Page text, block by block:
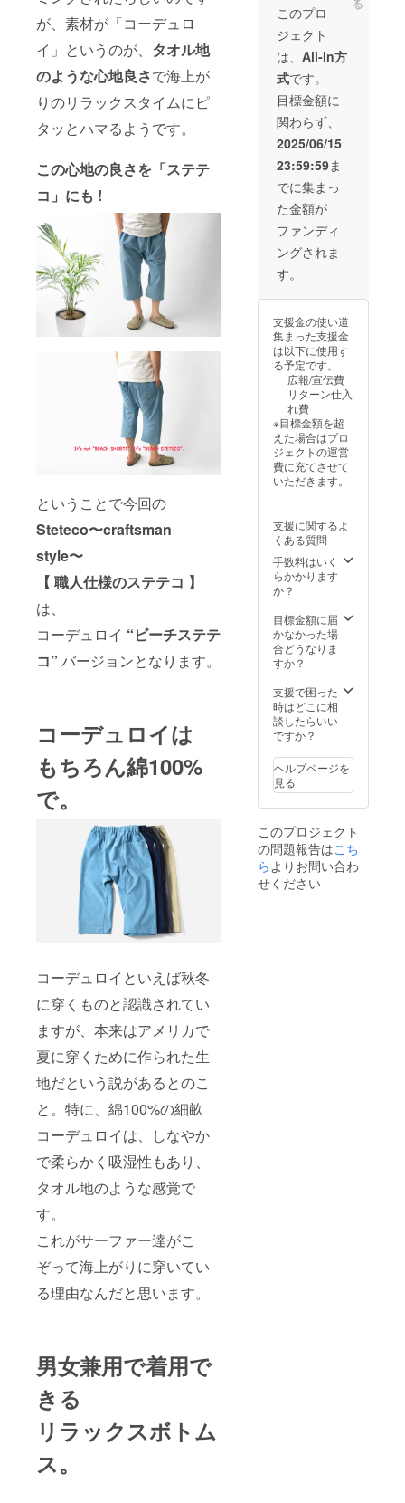
が、素材が「コーデュロ
イ」というのが、 タオル地
のような心地良さで海上が
りのリラックスタイムにピ
タッとハマるようです。
この心地の良さを「ステテ
コ」にも !
ということで今回の
Steteco〜craftsman
style〜
【 職人仕様のステテコ 】
は、
コーデュロイ “ビーチステテ
コ” バージョンとなります。
コーデュロイは
もちろん綿100%
で。
コーデュロイといえば秋冬
に穿くものと認識されてい
ますが、本来はアメリカで
夏に穿くために作られた生
地だという説があるとのこ
と。特に、綿100%の細畝
コーデュロイは、しなやか
で柔らかく吸湿性もあり、
タオル地のような感覚で
す。
これがサーファー達がこ
ぞって海上がりに穿いてい
る理由なんだと思います。
男女兼用で着用で
きる
リラックスボトム
ス。
問い合
わせく
ださ
い！
しまう
ありま
す。そ
合、活
動報告
にて速
やかに
お届け
ご報告
をさせ
ていた
だきま
す。 不
明点は
メッ
問い合
わせく
ださ
い！
になる
可能性
もござ
います
旨、ご
了承く
ださ
い。 ※
ご注文
状況、
仕様部
材の供
給状
況、製
造工程
上の都
合によ
り出荷
しまう
場合が
ありま
す。そ
の場
合、活
動報告
にて速
やかに
お届け
時期の
ご報告
をさせ
ていた
だきま
明点は
メッ
セージ
にてお
ださ
い！
料込)←
一般販
売予定
価格
¥6,600
のとこ
ろ ※ア
イテム
詳細は
プロ
ジェク
ト本文
に記載
してお
りま
す。 ※
デザイ
ン・仕
になる
もござ
います
旨、ご
了承く
ださ
い。 ※
状況、
仕様部
材の供
給状
況、製
造工程
合によ
り出荷
時期が
遅れて
しまう
ありま
す。そ
の場
合、活
にて速
やかに
お届け
時期の
をさせ
ていた
だきま
す。 不
メッ
セージ
にてお
問い合
わせく
このプロ
ジェクト
は、 All-In方
式です。
目標金額に
関わらず、
2025/06/15
23:59:59ま
でに集まっ
た金額が
ファンディ
ングされま
す。
支援金の使い道
集まった支援金
は以下に使用す
る予定です。
広報/宣伝費
リターン仕入
れ費
※目標金額を超
えた場合はプロ
ジェクトの運営
費に充てさせて
いただきます。
支援に関するよ
くある質問
手数料はいく
らかかります
か？
目標金額に届
かなかった場
合どうなりま
すか？
支援で困った
時はどこに相
談したらいい
ですか？
ヘルプページを
見る
このプロジェクト
の問題報告はこち
らよりお問い合わ
せください